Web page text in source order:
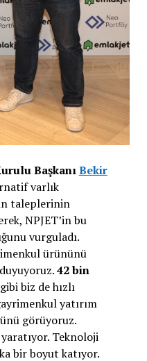
BaşkanıBekir
varlık
taleplerinin
NPJET’in bu
vurguladı.
ürününü
42 bin
biz de hızlı
yatırım
görüyoruz.
Teknoloji
bir boyut katıyor.